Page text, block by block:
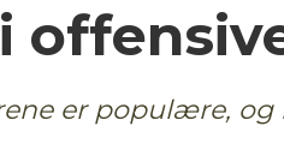
er populære, og